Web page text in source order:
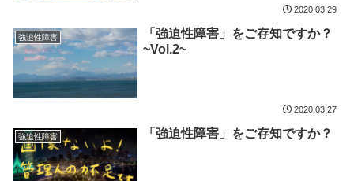
2020.03.29
強迫性障害
「強迫性障害」をご存知ですか？
~Vol.2~
2020.03.27
強迫性障害 「強迫性障害」をご存知ですか？